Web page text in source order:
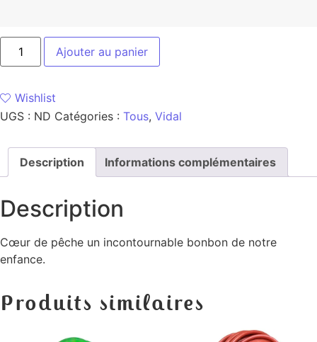
Ajouter au panier
Wishlist
UGS : ND Catégories : Tous, Vidal
Description Informations complémentaires
Description
Cœur de pêche un incontournable bonbon de notre
enfance.
Produits similaires